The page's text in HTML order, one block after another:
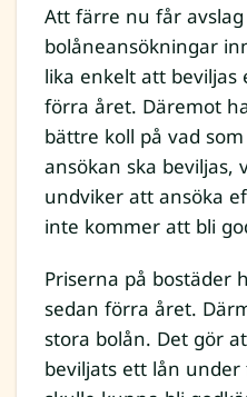
Att färre nu får avslag
bolåneansökningar
lika enkelt att beviljas
förra året. Däremot
bättre koll på vad
ansökan ska beviljas,
undviker att ansöka
inte kommer att bli
Priserna på bostäder
sedan förra året.
stora bolån. Det gör
beviljats ett lån